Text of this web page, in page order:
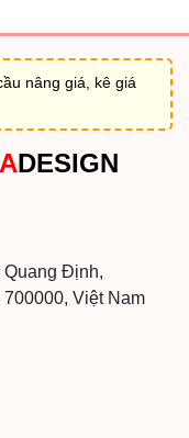
nâng giá, kê giá
DESIGN
Quang Định,
Việt Nam